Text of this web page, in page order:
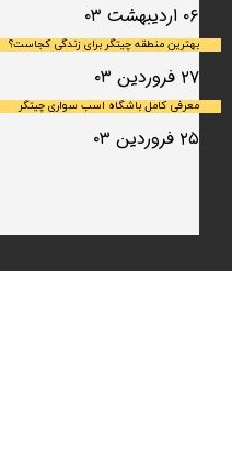
۰۶ اردیبهشت ۰۳
بهترین منطقه چیتگر برای زندگی کجاست؟
۲۷ فروردین ۰۳
معرفی کامل باشگاه اسب سواری چیتگر
۲۵ فروردین ۰۳